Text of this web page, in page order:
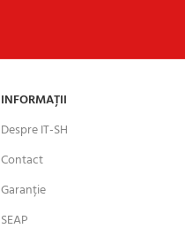
INFORMAȚII
Despre IT-SH
Contact
Garanție
SEAP